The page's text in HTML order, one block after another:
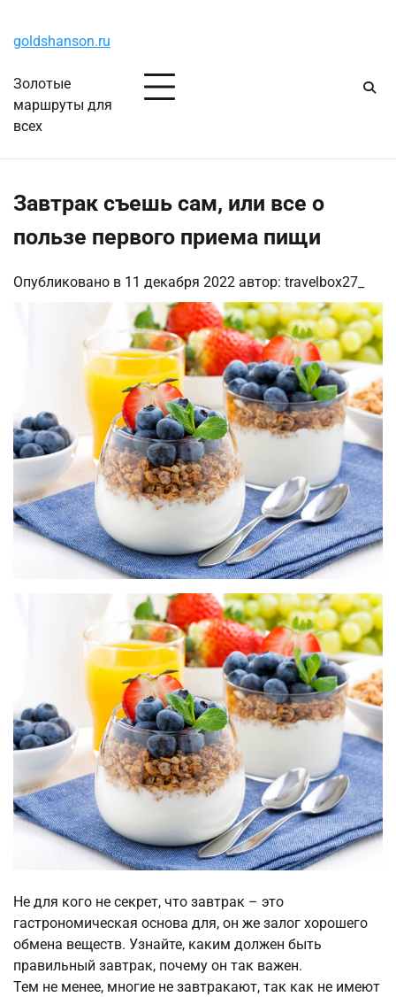
содержимому
goldshanson.ru
Золотые
маршруты для
всех
Завтрак съешь сам, или все о
пользе первого приема пищи
Опубликовано в 11 декабря 2022 автор: travelbox27_
Не для кого не секрет, что завтрак – это
гастрономическая основа для, он же залог хорошего
обмена веществ. Узнайте, каким должен быть
правильный завтрак, почему он так важен.
Тем не менее, многие не завтракают, так как не имеют